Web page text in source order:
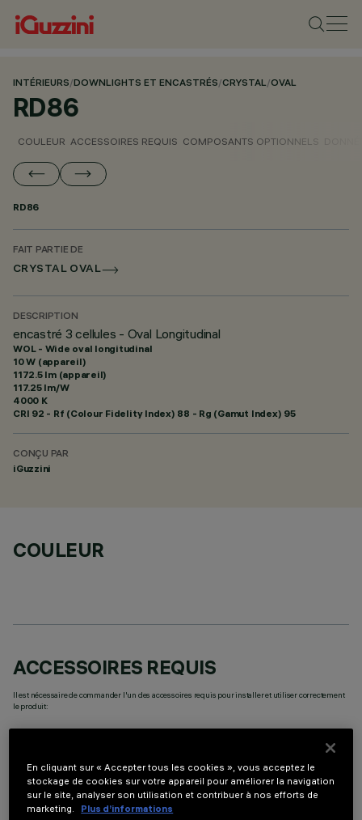
INTÉRIEURS/DOWNLIGHTS ET ENCASTRÉS/CRYSTAL/OVAL
RD86
COULEUR ACCESSOIRES REQUIS COMPOSANTS OPTIONNELS
RD86
FAIT PARTIE DE
CRYSTAL OVAL
DESCRIPTION
encastré 3 cellules - Oval Longitudinal
WOL - Wide oval longitudinal
10 W (appareil)
1172.5 lm (appareil)
117.25 lm/W
4000 K
CRI 92 - Rf (Colour Fidelity Index) 88 - Rg (Gamut Index) 95
CONÇU PAR
iGuzzini
COULEUR
ACCESSOIRES REQUIS
Il est nécessaire de commander l'un des accessoires requis pour installer et utiliser correctement
le produit:
COMPOSANTS OPTIONNELS
En cliquant sur « Accepter tous les cookies », vous acceptez le
stockage de cookies sur votre appareil pour améliorer la navigation
sur le site, analyser son utilisation et contribuer à nos efforts de
marketing.
Plus d’informations